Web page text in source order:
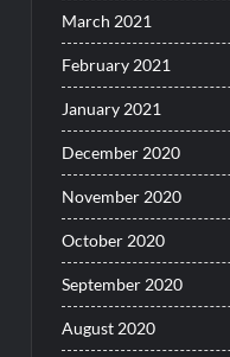
March 2021
February 2021
January 2021
December 2020
November 2020
October 2020
September 2020
August 2020